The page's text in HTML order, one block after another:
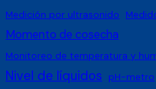
Medición por ultrasonido
Momento de cosecha
Monitoreo de temperatura y
Nivel de líquidos pH-metro